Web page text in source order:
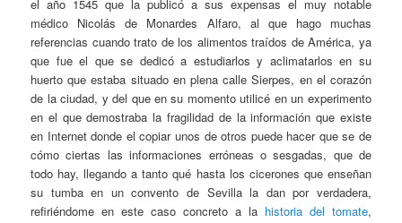
el año 1545 que la publicó a sus expensas el muy notable
médico Nicolás de Monardes Alfaro, al que hago muchas
referencias cuando trato de los alimentos traídos de América, ya
que fue el que se dedicó a estudiarlos y aclimatarlos en su
huerto que estaba situado en plena calle Sierpes, en el corazón
de la ciudad, y del que en su momento utilicé en un experimento
en el que demostraba la fragilidad de la información que existe
en Internet donde el copiar unos de otros puede hacer que se de
cómo ciertas las informaciones erróneas o sesgadas, que de
todo hay, llegando a tanto qué hasta los cicerones que enseñan
su tumba en un convento de Sevilla la dan por verdadera,
refiriéndome en este caso concreto a la historia del tomate,